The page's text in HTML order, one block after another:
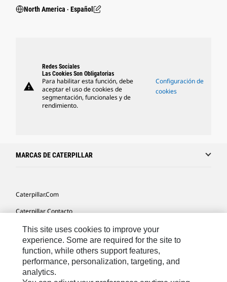
North America ‧ Español
warning
Redes Sociales
Las Cookies Son Obligatorias
Para habilitar esta función, debe
aceptar el uso de cookies de
segmentación, funcionales y de
rendimiento.
Configuración de
cookies
MARCAS DE CATERPILLAR
Caterpillar.com
Caterpillar Contacto
Mis Preferencias De Marketing
Site Map
Cookie Settings
Legal
This site uses cookies to improve your
experience. Some are required for the site to
function, while others support features,
performance, personalization, targeting, and
analytics.